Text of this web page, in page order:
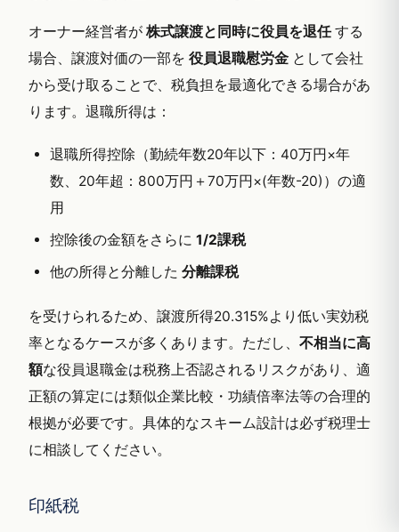
オーナー経営者が 株式譲渡と同時に役員を退任 する
場合、譲渡対価の一部を 役員退職慰労金 として会社
から受け取ることで、税負担を最適化できる場合があ
ります。退職所得は：
退職所得控除（勤続年数20年以下：40万円×年
数、20年超：800万円＋70万円×(年数-20)）の適
用
控除後の金額をさらに 1/2課税
他の所得と分離した 分離課税
を受けられるため、譲渡所得20.315%より低い実効税
率となるケースが多くあります。ただし、 不相当に高
額な役員退職金は税務上否認されるリスクがあり、適
正額の算定には類似企業比較・功績倍率法等の合理的
根拠が必要です。具体的なスキーム設計は必ず税理士
に相談してください。
印紙税